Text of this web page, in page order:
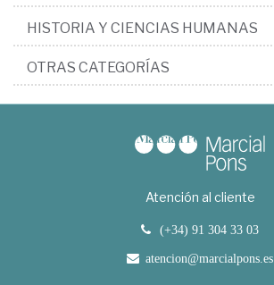
HISTORIA Y CIENCIAS HUMANAS
OTRAS CATEGORÍAS
Atención al cliente
(+34) 91 304 33 03
atencion@marcialpons.es